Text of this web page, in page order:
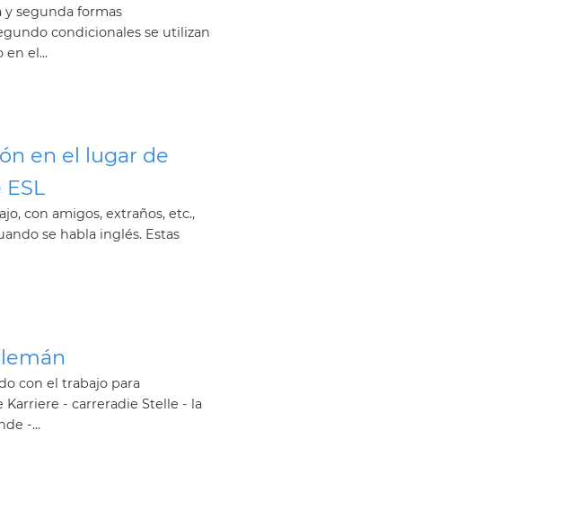
segunda formas
condicionales se utilizan
en el...
en el lugar de
con amigos, extraños, etc.,
se habla inglés. Estas
con el trabajo para
- carreradie Stelle - la
-...